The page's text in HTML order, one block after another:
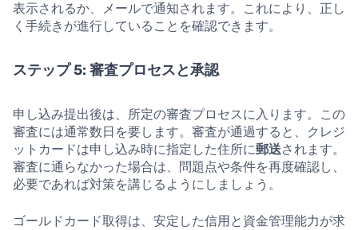
表示されるか、メールで通知されます。これにより、正し
く手続きが進行していることを確認できます。
ステップ 5: 審査プロセスと承認
申し込み提出後は、所定の審査プロセスに入ります。この
審査には通常数日を要します。審査が通過すると、クレジ
ットカードは申し込み時に指定した住所に郵送されます。
審査に通らなかった場合は、問題点や条件を再度確認し、
必要であれば対策を講じるようにしましょう。
ゴールドカード取得は、安定した信用と資金管理能力が求